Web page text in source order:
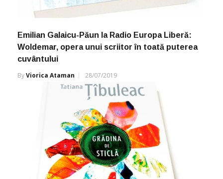
Emilian Galaicu-Păun la Radio Europa Liberă:
Woldemar, opera unui scriitor în toată puterea
cuvântului
ByViorica Ataman 28/07/2019